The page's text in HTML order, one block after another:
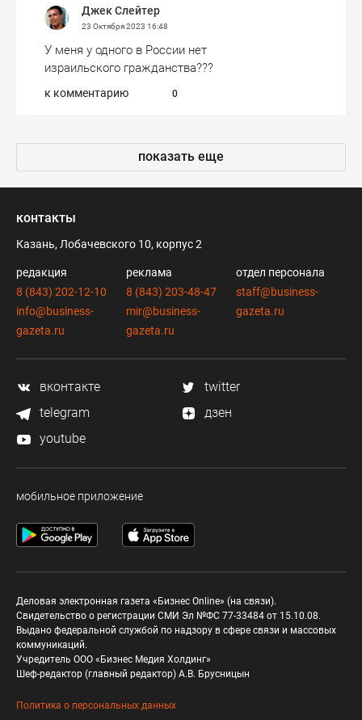
Джек Слейтер
23 Октября 2023 16:48
У меня у одного в России нет
израильского гражданства???
к комментарию 0
показать еще
контакты
Казань, Лобачевского 10, корпус 2
редакция
8 (843) 202-12-10
info@business-
gazeta.ru
реклама
8 (843) 203-48-47
mir@business-
gazeta.ru
отдел персонала
staff@business-
gazeta.ru
вконтакте
twitter
telegram
дзен
youtube
мобильное приложение
Деловая электронная газета «Бизнес Online» (на связи).
Свидетельство о регистрации СМИ Эл №ФС 77-33484 от 15.10.08.
Выдано федеральной службой по надзору в сфере связи и массовых
коммуникаций.
Учредитель ООО «Бизнес Медия Холдинг»
Шеф-редактор (главный редактор) А.В. Брусницын
Политика о персональных данных